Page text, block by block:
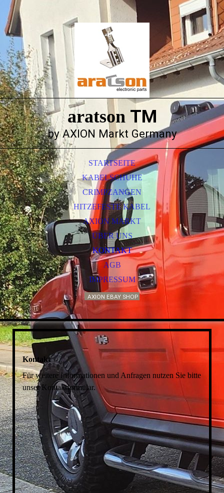
aratson TM
by AXION Markt Germany
STARTSEITE
KABELSCHUHE
CRIMPZANGEN
HITZEFESTE KABEL
AXION MARKT
ÜBER UNS
KONTAKT
AGB
IMPRESSUM
AXION EBAY SHOP
Kontakt
Für weitere Informationen und Anfragen nutzen Sie bitte
unser Kontaktformular.